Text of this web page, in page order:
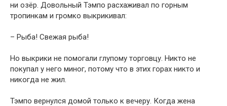
ни озёр. Довольный Тэмпо расхаживал по горным
тропинкам и громко выкрикивал:
– Рыба! Свежая рыба!
Но выкрики не помогали глупому торговцу. Никто не
покупал у него миног, потому что в этих горах никто и
никогда не жил.
Тэмпо вернулся домой только к вечеру. Когда жена